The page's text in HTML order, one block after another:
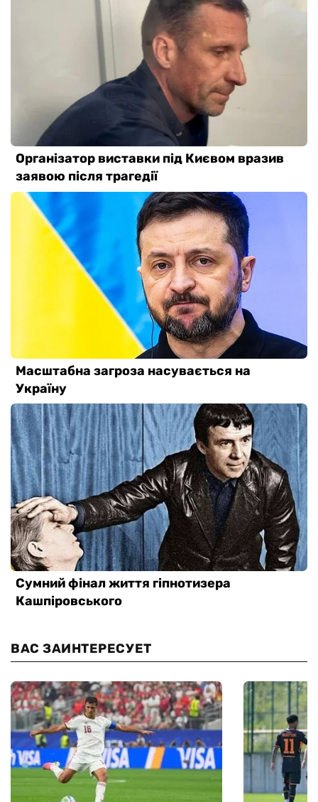
ВАС ЗАИНТЕРЕСУЕТ